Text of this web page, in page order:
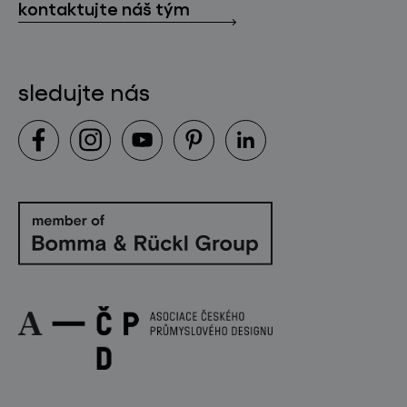
kontaktujte náš tým
sledujte nás